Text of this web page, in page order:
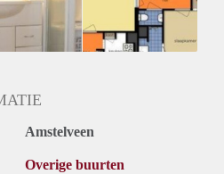
Amstelveen
Overige buurten